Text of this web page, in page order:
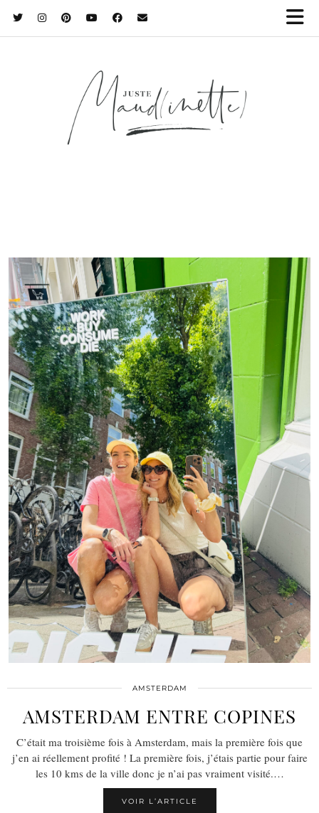
AMSTERDAM
AMSTERDAM ENTRE COPINES
C’était ma troisième fois à Amsterdam, mais la première fois que
j’en ai réellement profité ! La première fois, j’étais partie pour faire
les 10 kms de la ville donc je n’ai pas vraiment visité.…
VOIR L’ARTICLE